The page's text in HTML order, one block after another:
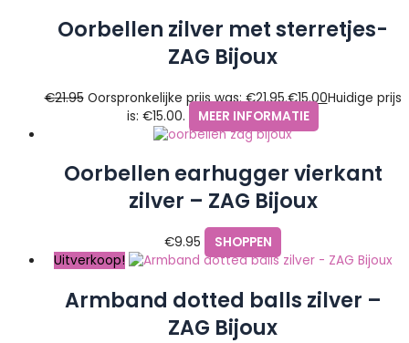
Oorbellen zilver met sterretjes-
ZAG Bijoux
€21.95 Oorspronkelijke prijs was: €21.95.€15.00Huidige prijs
is: €15.00.
MEER INFORMATIE
Oorbellen earhugger vierkant
zilver – ZAG Bijoux
€9.95
SHOPPEN
Uitverkoop!
Armband dotted balls zilver –
ZAG Bijoux